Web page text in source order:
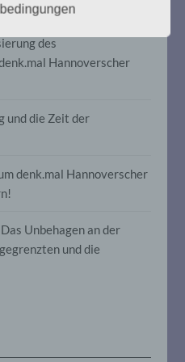
(1939 – 2026)
des
Hannoverscher
und die Zeit der
denk.mal Hannoverscher
Unbehagen an der
und die
sich auf eine
identifizierbare
(im Folgenden
beziehen. Als
eine natürliche Person
oder indirekt,
Zuordnung zu einer
zu einer
zu einem oder
kulturellen
werden kann.
Daten von dem
Verantwortlichen